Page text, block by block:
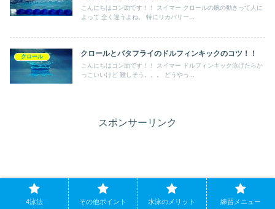
こんにちはコン助です！！ スイマー クロールの腕の動きって人に
よって 全く違うよね。 特にリカバリー...
クロール クロールとバタフライのドルフィンキックのコツ！！
こんにちはコン助です！！ スイマー ドルフィンキック泳げたらか
っこいいけど 難しそう。。。 どうやっ...
スポンサーリンク
4泳法 その他ポイント 水泳のメリット 練習メニュー